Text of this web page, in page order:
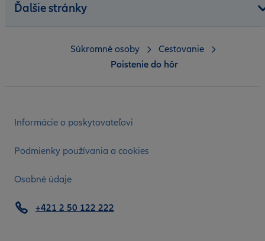
Ďalšie stránky
Informácie o poskytovateľovi
Podmienky používania a cookies
Osobné údaje
+421 2 50 122 222
Súkromné osoby
Cestovanie
Poistenie do hôr